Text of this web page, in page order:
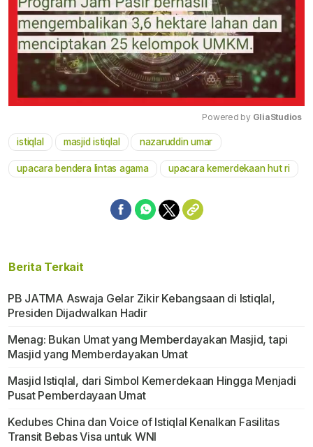
Powered by GliaStudios
istiqlal masjid istiqlal nazaruddin umar
upacara bendera lintas agama upacara kemerdekaan hut ri
Berita Terkait
PB JATMA Aswaja Gelar Zikir Kebangsaan di Istiqlal,
Presiden Dijadwalkan Hadir
Menag: Bukan Umat yang Memberdayakan Masjid, tapi
Masjid yang Memberdayakan Umat
Masjid Istiqlal, dari Simbol Kemerdekaan Hingga Menjadi
Pusat Pemberdayaan Umat
Kedubes China dan Voice of Istiqlal Kenalkan Fasilitas
Transit Bebas Visa untuk WNI